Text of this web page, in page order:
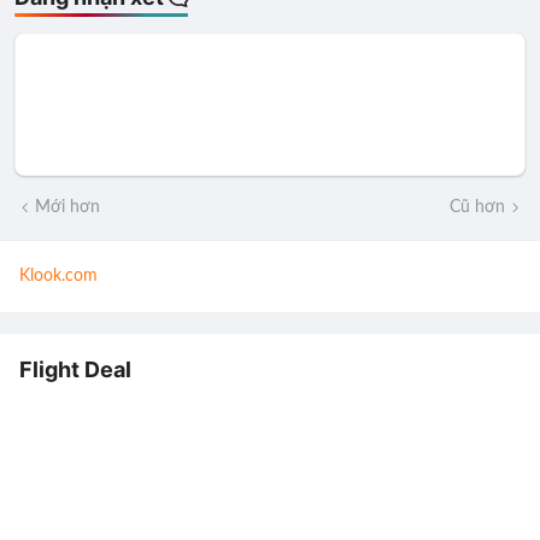
Mới hơn Cũ hơn
Klook.com
Flight Deal